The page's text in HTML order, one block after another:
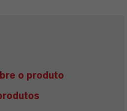
o produto